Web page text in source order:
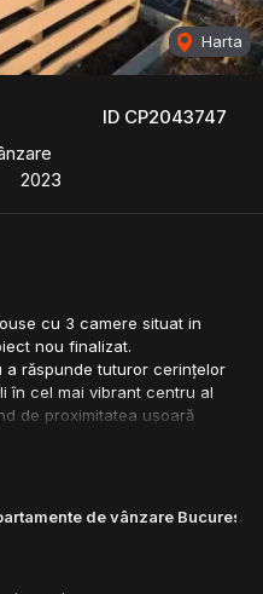
ID CP2043747
2023
Harta
de vânzare Bucuresti
cu 3 camere situat in
nou finalizat.
răspunde tuturor cerințelor
în cel mai vibrant centru al
de proximitatea ușoară